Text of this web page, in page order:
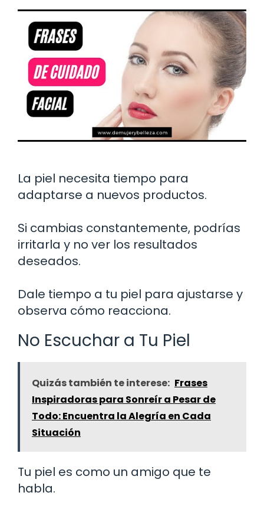
La piel necesita tiempo para
adaptarse a nuevos productos.
Si cambias constantemente, podrías
irritarla y no ver los resultados
deseados.
Dale tiempo a tu piel para ajustarse y
observa cómo reacciona.
No Escuchar a Tu Piel
Quizás también te interese: Frases
Inspiradoras para Sonreír a Pesar de
Todo: Encuentra la Alegría en Cada
Situación
Tu piel es como un amigo que te
habla.